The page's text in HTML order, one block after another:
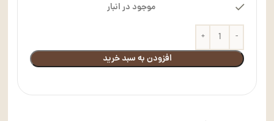
موجود در انبار
افزودن به سبد خرید